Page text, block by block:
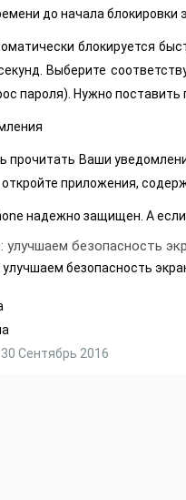
до начала блокировки
блокируется
Выберите
пароля). Нужно поставить
прочитать Ваши
приложения,
надежно защищен. А
улучшаем безопасность
безопасность
Сентябрь 2016